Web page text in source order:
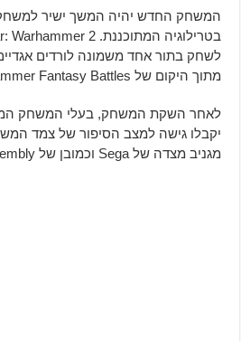
המשחק החדש יהיה המשך ישיר למשחק
מתוך היקום של Warhammer Fantasy Battles.
לאחר השקת המשחק, בעלי המשחק
יקבלו גישה למצב הסיפור של צמד
מגניב מצדה של Sega וכמובן של The Creative Assembly.